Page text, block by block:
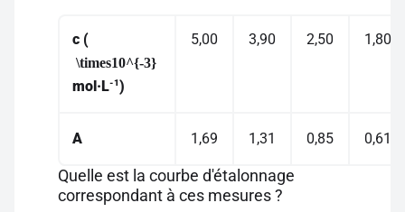
c (
\times10^{-3}
mol·L-1)
5,00 3,90 2,50 1,80
A 1,69 1,31 0,85 0,61
Quelle est la courbe d'étalonnage
correspondant à ces mesures ?